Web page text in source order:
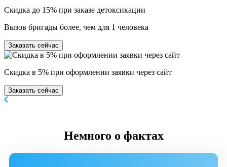
Скидка до 15% при заказе детоксикации
Вызов бригады более, чем для 1 человека
Заказать сейчас
Скидка в 5% при оформлении заявки через сайт
Заказать сейчас
Немного о фактах